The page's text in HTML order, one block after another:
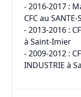
- 2016-2017 :
CFC au
- 2013-2016 :
à Saint-Imier
- 2009-2012 :
INDUSTRIE à